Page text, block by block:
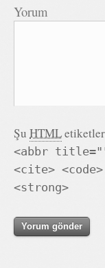
Yorum
Şu HTML
<abbr
<cite>
<strong>